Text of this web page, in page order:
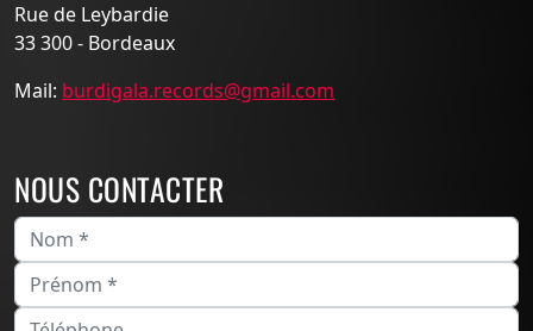
Rue de Leybardie
33 300 - Bordeaux
Mail: burdigala.records@gmail.com
NOUS CONTACTER